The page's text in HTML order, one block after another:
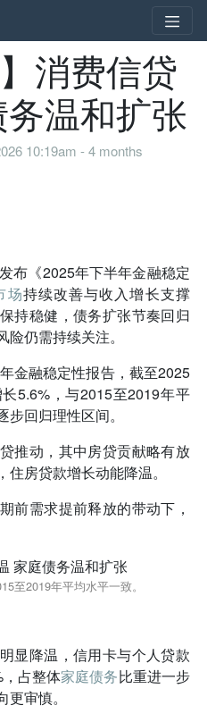
消费信贷
温和扩张
10:19am - 4 months
发布《2025年下半年金融稳定
场持续改善与收入增长支撑
持稳健，债务扩张节奏回归
仍需持续关注。
金融稳定性报告，截至2025
5.6%，与2015至2019年平
回归理性区间。
推动，其中房贷贡献略有放
房贷款增长动能降温。
前需求提前释放的带动下，
至2019年平均水平一致。
显降温，信用卡与个人贷款
占整体家庭债务比重进一步
审慎。